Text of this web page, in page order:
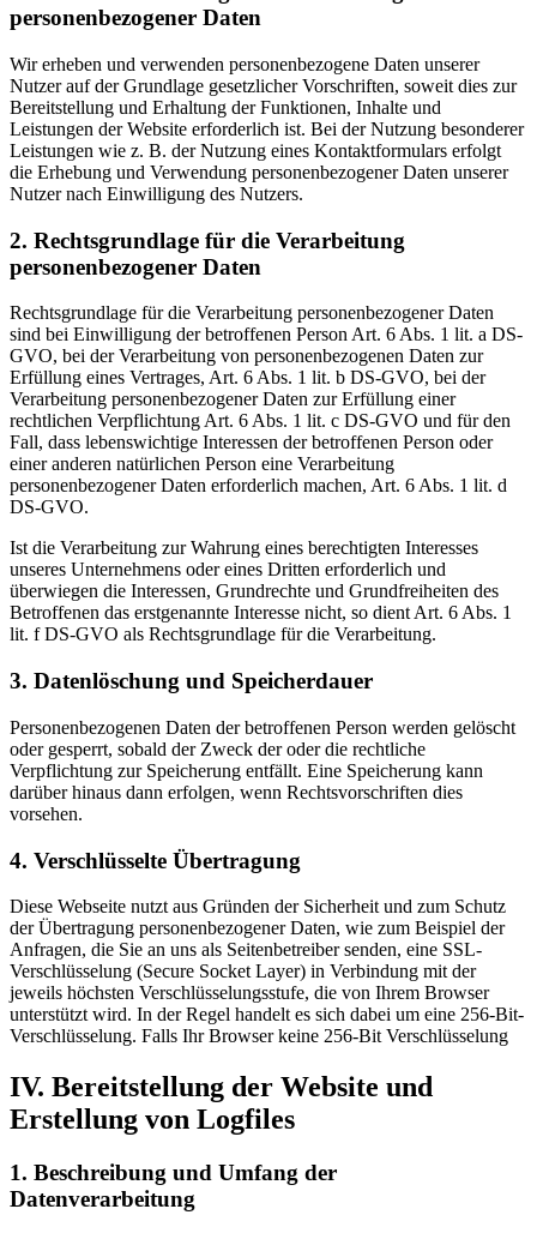
personenbezogener Daten
Wir erheben und verwenden personenbezogene Daten unserer
Nutzer auf der Grundlage gesetzlicher Vorschriften, soweit dies zur
Bereitstellung und Erhaltung der Funktionen, Inhalte und
Leistungen der Website erforderlich ist. Bei der Nutzung besonderer
Leistungen wie z. B. der Nutzung eines Kontaktformulars erfolgt
die Erhebung und Verwendung personenbezogener Daten unserer
Nutzer nach Einwilligung des Nutzers.
2. Rechtsgrundlage für die Verarbeitung
personenbezogener Daten
Rechtsgrundlage für die Verarbeitung personenbezogener Daten
sind bei Einwilligung der betroffenen Person Art. 6 Abs. 1 lit. a DS-
GVO, bei der Verarbeitung von personenbezogenen Daten zur
Erfüllung eines Vertrages, Art. 6 Abs. 1 lit. b DS-GVO, bei der
Verarbeitung personenbezogener Daten zur Erfüllung einer
rechtlichen Verpflichtung Art. 6 Abs. 1 lit. c DS-GVO und für den
Fall, dass lebenswichtige Interessen der betroffenen Person oder
einer anderen natürlichen Person eine Verarbeitung
personenbezogener Daten erforderlich machen, Art. 6 Abs. 1 lit. d
DS-GVO.
Ist die Verarbeitung zur Wahrung eines berechtigten Interesses
unseres Unternehmens oder eines Dritten erforderlich und
überwiegen die Interessen, Grundrechte und Grundfreiheiten des
Betroffenen das erstgenannte Interesse nicht, so dient Art. 6 Abs. 1
lit. f DS-GVO als Rechtsgrundlage für die Verarbeitung.
3. Datenlöschung und Speicherdauer
Personenbezogenen Daten der betroffenen Person werden gelöscht
oder gesperrt, sobald der Zweck der oder die rechtliche
Verpflichtung zur Speicherung entfällt. Eine Speicherung kann
darüber hinaus dann erfolgen, wenn Rechtsvorschriften dies
vorsehen.
4. Verschlüsselte Übertragung
Diese Webseite nutzt aus Gründen der Sicherheit und zum Schutz
der Übertragung personenbezogener Daten, wie zum Beispiel der
Anfragen, die Sie an uns als Seitenbetreiber senden, eine SSL-
Verschlüsselung (Secure Socket Layer) in Verbindung mit der
jeweils höchsten Verschlüsselungsstufe, die von Ihrem Browser
unterstützt wird. In der Regel handelt es sich dabei um eine 256-Bit-
Verschlüsselung. Falls Ihr Browser keine 256-Bit Verschlüsselung
IV. Bereitstellung der Website und
Erstellung von Logfiles
1. Beschreibung und Umfang der
Datenverarbeitung